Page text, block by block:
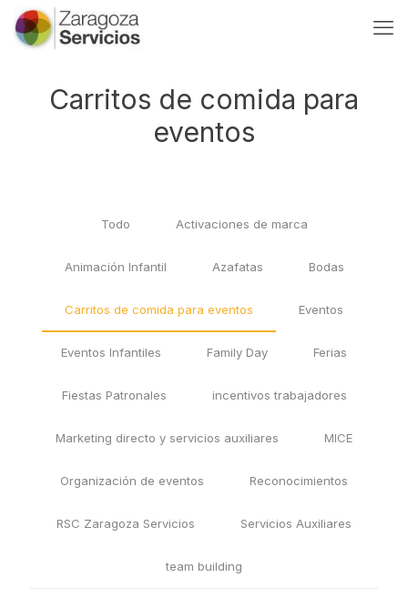
Carritos de comida para
eventos
Todo Activaciones de marca
Animación Infantil Azafatas Bodas
Carritos de comida para eventos Eventos
Eventos Infantiles Family Day Ferias
Fiestas Patronales incentivos trabajadores
Marketing directo y servicios auxiliares MICE
Organización de eventos Reconocimientos
RSC Zaragoza Servicios Servicios Auxiliares
team building